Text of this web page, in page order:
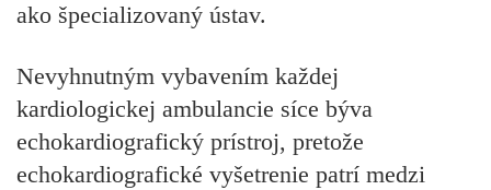
ako špecializovaný ústav.
Nevyhnutným vybavením každej
kardiologickej ambulancie síce býva
echokardiografický prístroj, pretože
echokardiografické vyšetrenie patrí medzi